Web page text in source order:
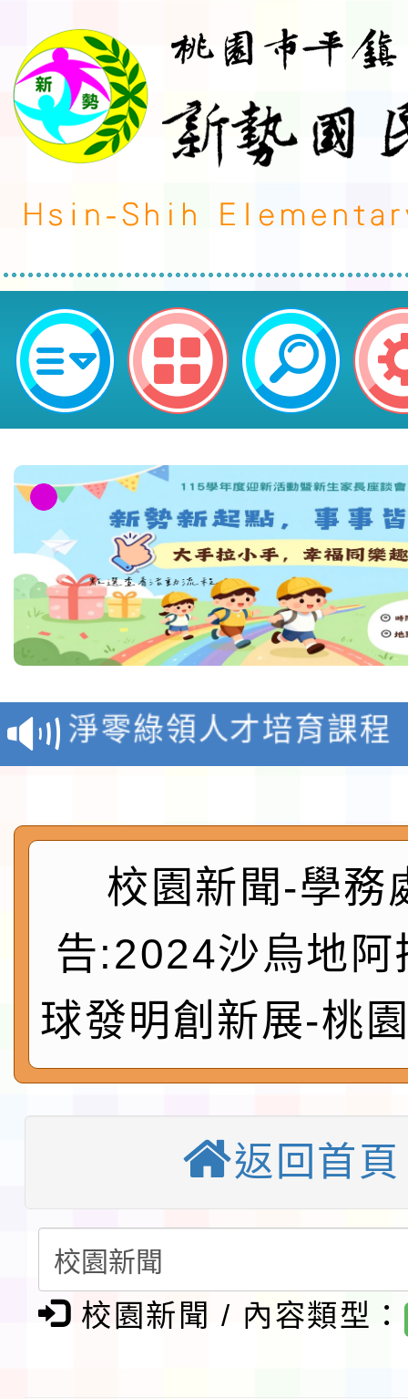
2024沙烏地阿拉伯全球發明創新
新勢國民小學
教育部校安中心白海豚
報
淨零綠領人才培育課程
檢送桃園市115學年度
及師生本土語及新住民
實施要點各1份
115年食農教育專業人
函轉國家通訊傳播委
鎮韌性（防空）演習－
速演練執行計畫」
「115年金融知識線上
本校115學年度第1學
第3次招考代課鐘點教
告(不再辦理後續甄選)
檢送「桃園市115學年
程安排一案
「桃園市補助參觀特色
展演活動實施計畫」
請一案
教育部校安中心白海豚
報
淨零綠領人才培育課程
檢送桃園市115學年度
校園新聞-學務
告:2024沙烏地阿
球發明創新展-桃
返回首頁
校園新聞 / 內容類型：